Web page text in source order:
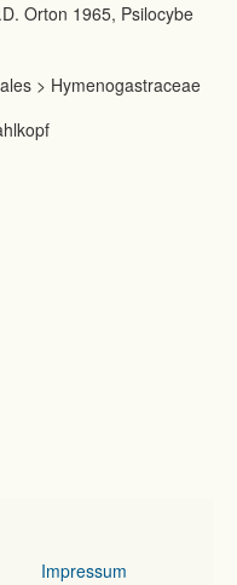
Orton 1965, Psilocybe
> Hymenogastraceae
Impressum